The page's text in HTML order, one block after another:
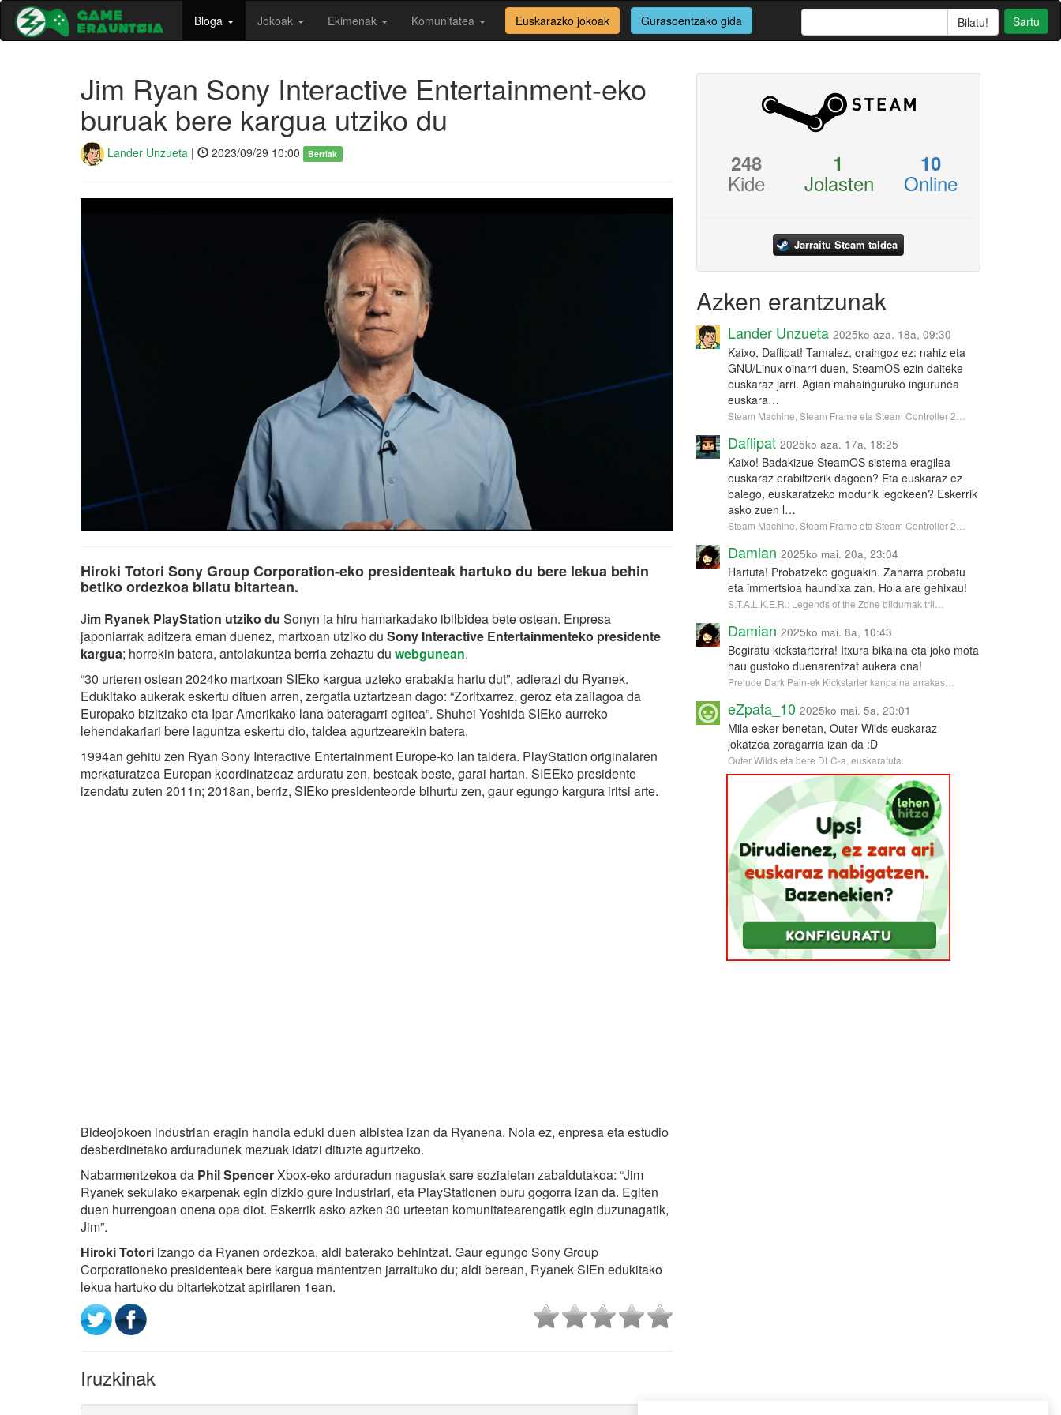
Bloga Jokoak Ekimenak Komunitatea Euskarazko jokoak Gurasoentzako gida Sartu
Jim Ryan Sony Interactive Entertainment-eko
buruak bere kargua utziko du
Lander Unzueta | 2023/09/29 10:00 Berriak
Hiroki Totori Sony Group Corporation-eko presidenteak hartuko du bere lekua behin
betiko ordezkoa bilatu bitartean.
Jim Ryanek PlayStation utziko du Sonyn ia hiru hamarkadako ibilbidea bete ostean. Enpresa
japoniarrak aditzera eman duenez, martxoan utziko du Sony Interactive Entertainmenteko presidente
kargua; horrekin batera, antolakuntza berria zehaztu du webgunean.
“30 urteren ostean 2024ko martxoan SIEko kargua uzteko erabakia hartu dut”, adierazi du Ryanek.
Edukitako aukerak eskertu dituen arren, zergatia uztartzean dago: “Zoritxarrez, geroz eta zailagoa da
Europako bizitzako eta Ipar Amerikako lana bateragarri egitea”. Shuhei Yoshida SIEko aurreko
lehendakariari bere laguntza eskertu dio, taldea agurtzearekin batera.
1994an gehitu zen Ryan Sony Interactive Entertainment Europe-ko lan taldera. PlayStation originalaren
merkaturatzea Europan koordinatzeaz arduratu zen, besteak beste, garai hartan. SIEEko presidente
izendatu zuten 2011n; 2018an, berriz, SIEko presidenteorde bihurtu zen, gaur egungo kargura iritsi arte.
Bideojokoen industrian eragin handia eduki duen albistea izan da Ryanena. Nola ez, enpresa eta estudio
desberdinetako arduradunek mezuak idatzi dituzte agurtzeko.
Nabarmentzekoa da Phil SpencerXbox-eko arduradun nagusiak sare sozialetan zabaldutakoa: “Jim
Ryanek sekulako ekarpenak egin dizkio gure industriari, eta PlayStationen buru gogorra izan da. Egiten
duen hurrengoan onena opa diot. Eskerrik asko azken 30 urteetan komunitatearengatik egin duzunagatik,
Jim”.
Hiroki Totori izango da Ryanen ordezkoa, aldi baterako behintzat. Gaur egungo Sony Group
Corporationeko presidenteak bere kargua mantentzen jarraituko du; aldi berean, Ryanek SIEn edukitako
lekua hartuko du bitartekotzat apirilaren 1ean.
Iruzkinak
248
Kide
1
Jolasten
10
Online
Jarraitu Steam taldea
Azken erantzunak
Lander Unzueta 2025ko aza. 18a, 09:30
Kaixo, Daflipat! Tamalez, oraingoz ez: nahiz eta
GNU/Linux oinarri duen, SteamOS ezin daiteke
euskaraz jarri. Agian mahainguruko ingurunea
euskara…
Steam Machine, Steam Frame eta Steam Controller 2…
Daflipat 2025ko aza. 17a, 18:25
Kaixo! Badakizue SteamOS sistema eragilea
euskaraz erabiltzerik dagoen? Eta euskaraz ez
balego, euskaratzeko modurik legokeen? Eskerrik
asko zuen l…
Steam Machine, Steam Frame eta Steam Controller 2…
Damian 2025ko mai. 20a, 23:04
Hartuta! Probatzeko goguakin. Zaharra probatu
eta immertsioa haundixa zan. Hola are gehixau!
S.T.A.L.K.E.R.: Legends of the Zone bildumak tril…
Damian 2025ko mai. 8a, 10:43
Begiratu kickstarterra! Itxura bikaina eta joko mota
hau gustoko duenarentzat aukera ona!
Prelude Dark Pain-ek Kickstarter kanpaina arrakas…
eZpata_10 2025ko mai. 5a, 20:01
Mila esker benetan, Outer Wilds euskaraz
jokatzea zoragarria izan da :D
Outer Wilds eta bere DLC-a, euskaratuta